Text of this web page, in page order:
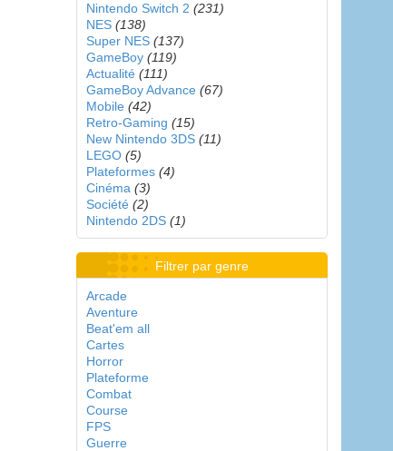
Nintendo Switch 2 (231)
NES (138)
Super NES (137)
GameBoy (119)
Actualité (111)
GameBoy Advance (67)
Mobile (42)
Retro-Gaming (15)
New Nintendo 3DS (11)
LEGO (5)
Plateformes (4)
Cinéma (3)
Société (2)
Nintendo 2DS (1)
Filtrer par genre
Arcade
Aventure
Beat'em all
Cartes
Horror
Plateforme
Combat
Course
FPS
Guerre